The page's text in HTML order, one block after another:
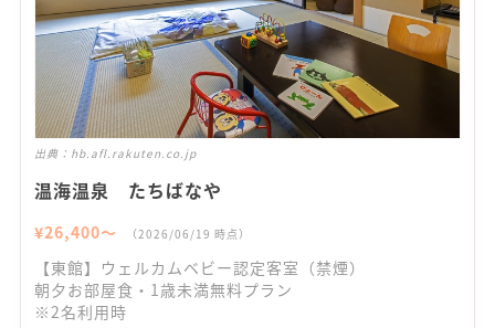
出典： hb.afl.rakuten.co.jp
温海温泉 たちばなや
¥26,400〜 （2026/06/19 時点）
【東館】ウェルカムベビー認定客室（禁煙）
朝夕お部屋食・1歳未満無料プラン
※2名利用時